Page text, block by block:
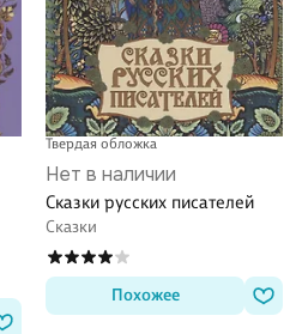
Твердая обложка
Нет в наличии
Сказки русских писателей
Сказки
Похожее